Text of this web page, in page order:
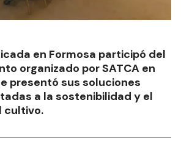
en Formosa participó del
organizado por SATCA en
presentó sus soluciones
a la sostenibilidad y el
cultivo.